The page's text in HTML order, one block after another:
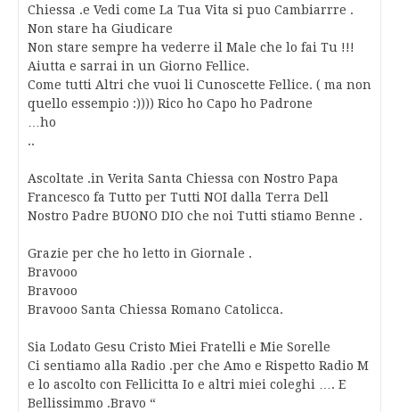
Chiessa .e Vedi come La Tua Vita si puo Cambiarrre .
Non stare ha Giudicare
Non stare sempre ha vederre il Male che lo fai Tu !!!
Aiutta e sarrai in un Giorno Fellice.
Come tutti Altri che vuoi li Cunoscette Fellice. ( ma non
quello essempio :)))) Rico ho Capo ho Padrone
…ho
..
Ascoltate .in Verita Santa Chiessa con Nostro Papa
Francesco fa Tutto per Tutti NOI dalla Terra Dell
Nostro Padre BUONO DIO che noi Tutti stiamo Benne .
Grazie per che ho letto in Giornale .
Bravooo
Bravooo
Bravooo Santa Chiessa Romano Catolicca.
Sia Lodato Gesu Cristo Miei Fratelli e Mie Sorelle
Ci sentiamo alla Radio .per che Amo e Rispetto Radio M
e lo ascolto con Fellicitta Io e altri miei coleghi …. E
Bellissimmo .Bravo “